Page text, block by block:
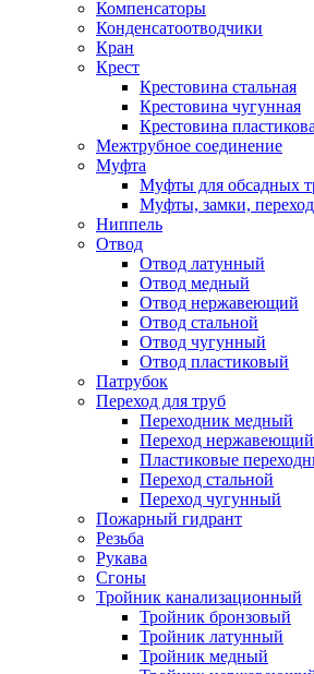
Компенсаторы
Конденсатоотводчики
Кран
Крест
Крестовина стальная
Крестовина чугунная
Крестовина
Межтрубное соединение
Муфта
Муфты для обсадных
Муфты, замки,
Ниппель
Отвод
Отвод латунный
Отвод медный
Отвод нержавеющий
Отвод стальной
Отвод чугунный
Отвод пластиковый
Патрубок
Переход для труб
Переходник медный
Переход нержавеющий
Пластиковые
Переход стальной
Переход чугунный
Пожарный гидрант
Резьба
Рукава
Сгоны
Тройник канализационный
Тройник бронзовый
Тройник латунный
Тройник медный